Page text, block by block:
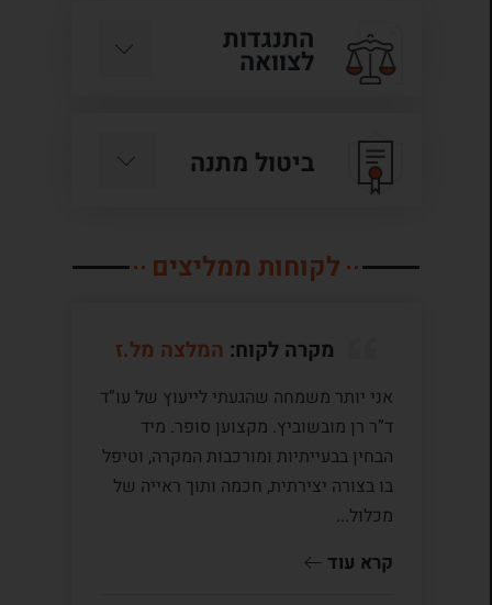
התנגדות
לצוואה
ביטול מתנה
לקוחות ממליצים
מקרה לקוח: המלצה מל.ז
אני יותר משמחה שהגעתי לייעוץ של עו”ד
ד”ר רן מובשוביץ. מקצוען סופר. מיד
הבחין בבעייתיות ומורכבות המקרה, וטיפל
בו בצורה יצירתית, חכמה ותוך ראייה של
מכלול...
קרא עוד